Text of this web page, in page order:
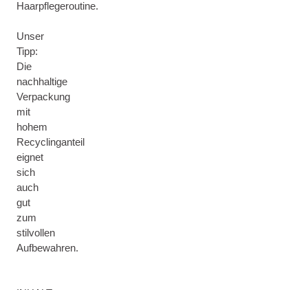
Haarpflegeroutine.
Unser
Tipp:
Die
nachhaltige
Verpackung
mit
hohem
Recyclinganteil
eignet
sich
auch
gut
zum
stilvollen
Aufbewahren.